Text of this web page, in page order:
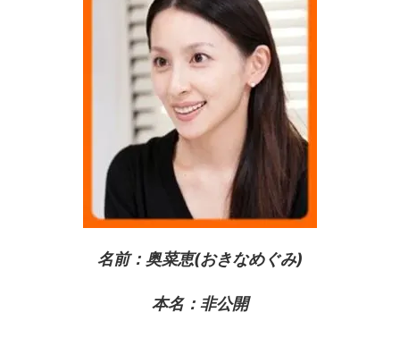
名前：奥菜恵(おきなめぐみ)
本名：非公開